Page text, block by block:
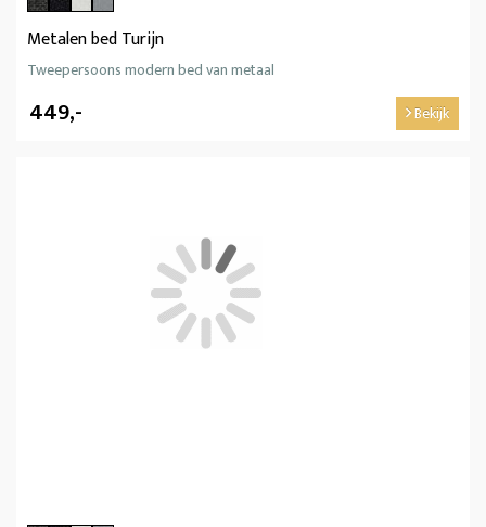
Metalen bed Turijn
Tweepersoons modern bed van metaal
449,- Bekijk